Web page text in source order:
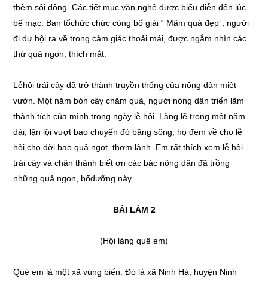
thêm sôi động. Các tiết mục văn nghệ được biểu diễn đến lúc
bế mạc. Ban tổchức chức công bố giải “ Mâm quả đẹp”, người
đi dự hội ra về trong cảm giác thoải mái, được ngắm nhìn các
thứ quả ngon, thích mắt.
Lễhội trái cây đã trở thành truyền thống của nông dân miệt
vườn. Một năm bón cây chăm quả, người nông dân triển lãm
thành tích của mình trong ngày lễ hội. Lặng lẽ trong một năm
dài, lặn lội vượt bao chuyến đò băng sông, họ đem về cho lễ
hội,cho đời bao quả ngọt, thơm lành. Em rất thích xem lễ hội
trái cây và chân thành biết ơn các bác nông dân đã trồng
những quả ngon, bổdưỡng này.
BÀI LÀM 2
(Hội làng quê em)
Quê em là một xã vùng biển. Đó là xã Ninh Hà, huyện Ninh